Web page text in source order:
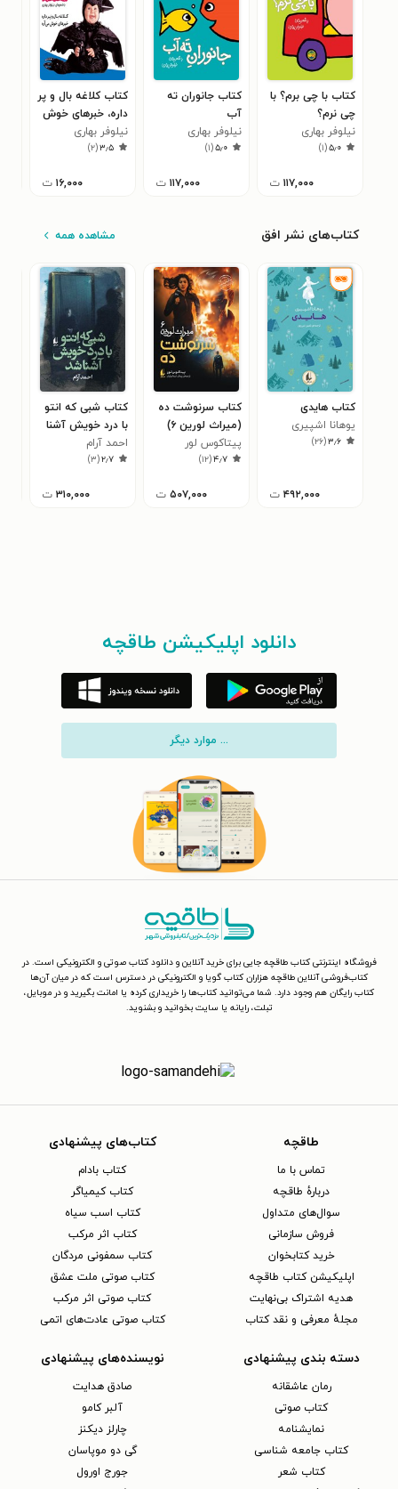
کتاب با چی برم؟ با
چی نرم؟
نیلوفر بهاری
۵٫۰(۱)
۱۱۷,۰۰۰ ت
کتاب جانوران ته
آب
نیلوفر بهاری
۵٫۰(۱)
۱۱۷,۰۰۰ ت
کتاب کلاغه بال و پر
داره، خبرهای خوش
می آره
نیلوفر بهاری
۳٫۵(۲)
۱۶,۰۰۰ ت
کتاب‌های نشر افق مشاهده همه
کتاب هایدی
یوهانا اشپیری
۳٫۶(۲۶)
۴۹۲,۰۰۰ ت
کتاب سرنوشت ده
(میراث لورین ۶)
پیتاکوس لور
۴٫۷(۱۲)
۵۰۷,۰۰۰ ت
کتاب شبی که انتو
با درد خویش آشنا
شد
احمد آرام
۲٫۷(۳)
۳۱۰,۰۰۰ ت
دانلود اپلیکیشن طاقچه
... موارد دیگر
فروشگاه اینترنتی کتاب طاقچه جایی برای خرید آنلاین و دانلود کتاب صوتی و الکترونیکی است. در
کتاب‌فروشی آنلاین طاقچه هزاران کتاب گویا و الکترونیکی در دسترس است که در میان آن‌ها
کتاب رایگان هم وجود دارد. شما می‌توانید کتاب‌ها را خریداری کرده یا امانت بگیرید و در موبایل،
تبلت، رایانه یا سایت بخوانید و بشنوید.
طاقچه
تماس با ما
دربارهٔ طاقچه
سوال‌های متداول
فروش سازمانی
خرید کتابخوان
اپلیکیشن کتاب طاقچه
هدیه اشتراک بی‌نهایت
مجلهٔ معرفی و نقد کتاب
کتاب‌های پیشنهادی
کتاب بادام
کتاب کیمیاگر
کتاب اسب سیاه
کتاب اثر مرکب
کتاب سمفونی مردگان
کتاب صوتی ملت عشق
کتاب صوتی اثر مرکب
کتاب صوتی عادت‌های اتمی
دسته بندی پیشنهادی
رمان عاشقانه
کتاب‌ صوتی
نمایشنامه
کتاب جامعه شناسی
کتاب شعر
نویسنده‌های پیشنهادی
صادق هدایت
آلبر کامو
چارلز دیکنز
گی دو موپاسان
جورج اورول